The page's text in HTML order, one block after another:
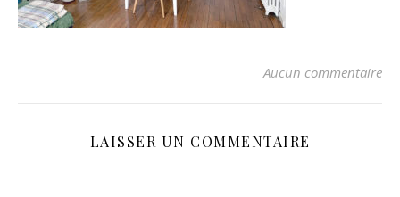
Aucun commentaire
LAISSER UN COMMENTAIRE